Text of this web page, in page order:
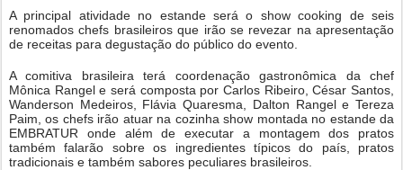
A principal atividade no estande será o show cooking de seis
renomados chefs brasileiros que irão se revezar na apresentação
de receitas para degustação do público do evento.
A comitiva brasileira terá coordenação gastronômica da chef
Mônica Rangel e será composta por Carlos Ribeiro, César Santos,
Wanderson Medeiros, Flávia Quaresma, Dalton Rangel e Tereza
Paim, os chefs irão atuar na cozinha show montada no estande da
EMBRATUR onde além de executar a montagem dos pratos
também falarão sobre os ingredientes típicos do país, pratos
tradicionais e também sabores peculiares brasileiros.